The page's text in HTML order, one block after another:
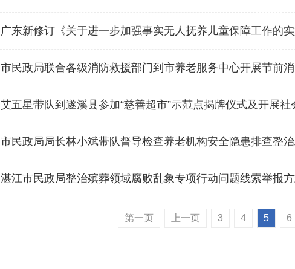
广东新修订《关于进一步加强事实无人抚养儿童保障工作的实
市民政局联合各级消防救援部门到市养老服务中心开展节前
艾五星带队到遂溪县参加“慈善超市”示范点揭牌仪式及开展
市民政局局长林小斌带队督导检查养老机构安全隐患排查整
湛江市民政局整治殡葬领域腐败乱象专项行动问题线索举报
第一页 上一页 3 4 5 6